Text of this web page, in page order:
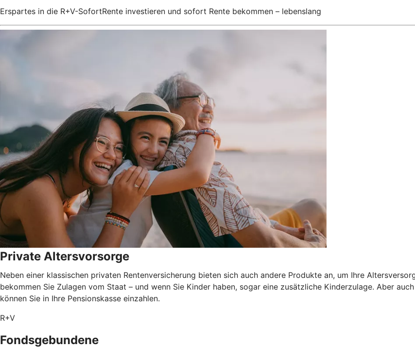
Erspartes in die R+V-SofortRente investieren und sofort Rente bekommen – lebenslang
Private Altersvorsorge
Neben einer klassischen privaten Rentenversicherung bieten sich auch andere Produkte an, um Ihre
bekommen Sie Zulagen vom Staat – und wenn Sie Kinder haben, sogar eine zusätzliche Kinderzulage. Aber
können Sie in Ihre Pensionskasse einzahlen.
R+V
Fondsgebundene